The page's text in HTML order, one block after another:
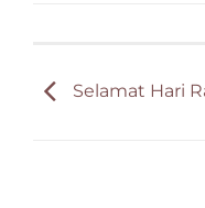
Selamat Hari